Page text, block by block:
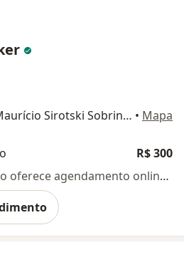
Rodovia Jornalista Maurício Sirotski Sobrinho, 5145, Florianópolis • Mapa
R$ 300
Esse especialista não oferece agendamento online para esse endereço.